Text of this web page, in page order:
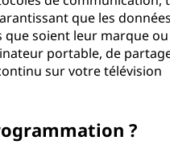
que les données
que soient leur marque
portable, de
sur votre télévision
?